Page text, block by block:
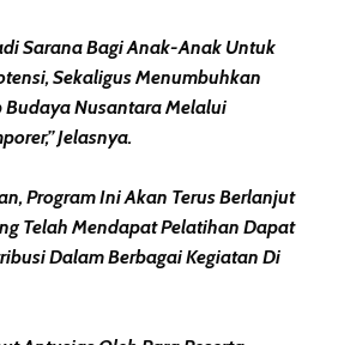
Sarana Bagi Anak-Anak Untuk
Sekaligus Menumbuhkan
Budaya Nusantara Melalui
Jelasnya.
Program Ini Akan Terus Berlanjut
Telah Mendapat Pelatihan Dapat
Dalam Berbagai Kegiatan Di